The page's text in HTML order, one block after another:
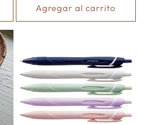
Agregar al carrito